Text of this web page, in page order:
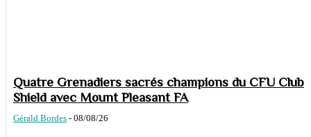
Quatre Grenadiers sacrés champions du CFU Club
Shield avec Mount Pleasant FA
Gérald Bordes - 08/08/26